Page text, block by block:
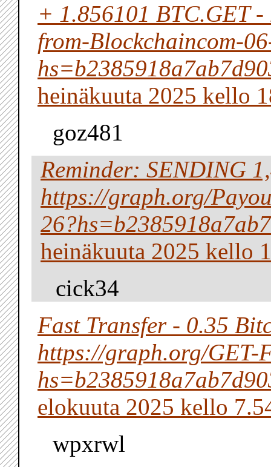
+ 1.856101 BTC.GET
from-Blockchaincom-
heinäkuuta 2025 kello
goz481
Reminder: SENDING
https://graph.org/
heinäkuuta 2025 kello
cick34
Fast Transfer - 0.35
https://graph.org/GET-
elokuuta 2025 kello
wpxrwl